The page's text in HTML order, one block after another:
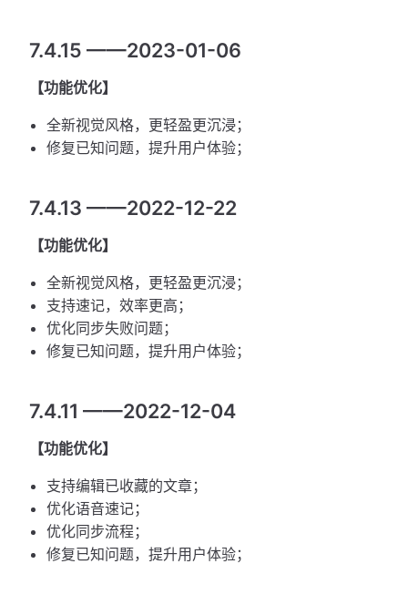
7.4.15 ——2023-01-06
【功能优化】
全新视觉风格，更轻盈更沉浸；
修复已知问题，提升用户体验；
7.4.13 ——2022-12-22
【功能优化】
全新视觉风格，更轻盈更沉浸；
支持速记，效率更高；
优化同步失败问题；
修复已知问题，提升用户体验；
7.4.11 ——2022-12-04
【功能优化】
支持编辑已收藏的文章；
优化语音速记；
优化同步流程；
修复已知问题，提升用户体验；